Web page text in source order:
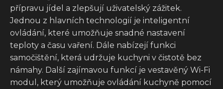
přípravu jídel a zlepšují uživatelský zážitek.
Jednou z hlavních technologií je inteligentní
ovládání, které umožňuje snadné nastavení
teploty a času vaření. Dále nabízejí funkci
samočištění, která udržuje kuchyni v čistotě bez
námahy. Další zajímavou funkcí je vestavěný Wi-Fi
modul, který umožňuje ovládání kuchyně pomocí